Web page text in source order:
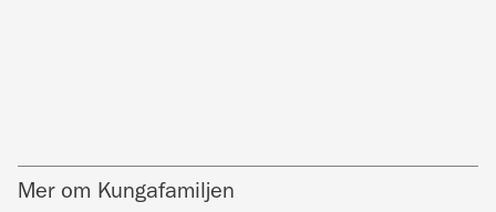
Mer om Kungafamiljen